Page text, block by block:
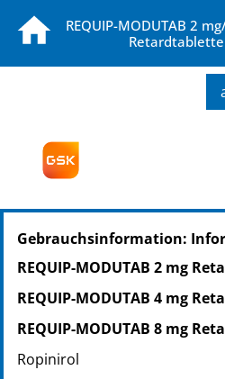
REQUIP-MODUTAB 2
PZN: 04652099
PPN: 110465209926
NTIN: 04150046520997
Gebrauchsinformation:
REQUIP-MODUTAB 2 mg
REQUIP-MODUTAB 4 mg
REQUIP-MODUTAB 8 mg
Ropinirol